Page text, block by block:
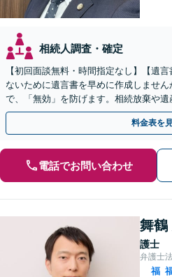
相続人調査・確定
【初回面談無料・時間指定なし】【遺
ないために遺言書を早めに作成しませ
で、「無効」を防げます。相続放棄や
す。【訪問相談可】【土日祝・夜間早朝
料金表を
電話でお問い合わせ
舞鶴
護士
弁護士
福